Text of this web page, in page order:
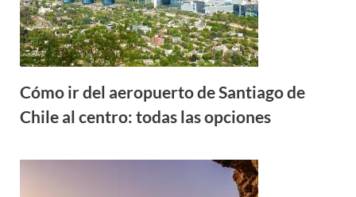
Cómo ir del aeropuerto de Santiago de
Chile al centro: todas las opciones